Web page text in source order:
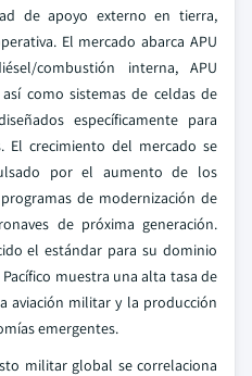
de apoyo externo en tierra,
El mercado abarca APU
combustión interna, APU
como sistemas de celdas de
específicamente para
El crecimiento del mercado se
por el aumento de los
de modernización de
de próxima generación.
el estándar para su dominio
muestra una alta tasa de
aviación militar y la producción
emergentes.
militar global se correlaciona